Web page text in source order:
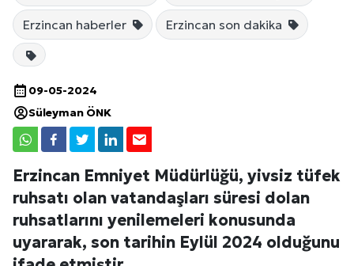
Erzincan haberler Erzincan son dakika
09-05-2024
Süleyman ÖNK
Erzincan Emniyet Müdürlüğü, yivsiz tüfek
ruhsatı olan vatandaşları süresi dolan
ruhsatlarını yenilemeleri konusunda
uyararak, son tarihin Eylül 2024 olduğunu